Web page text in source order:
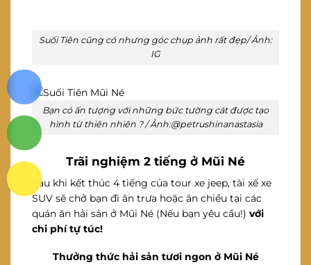
Suối Tiên cũng có nhưng góc chụp ảnh rất đẹp/ Ảnh:
IG
Bạn có ấn tượng với những bức tường cát được tạo
hình từ thiên nhiên ? / Ảnh:@petrushinanastasia
Trãi nghiệm 2 tiếng ở Mũi Né
Sau khi kết thúc 4 tiếng của tour xe jeep, tài xế xe
SUV sẽ chở bạn đi ăn trưa hoặc ăn chiều tại các
quán ăn hải sản ở Mũi Né (Nếu bạn yêu cầu!) với
chi phí tự túc!
Thưởng thức hải sản tươi ngon ở Mũi Né